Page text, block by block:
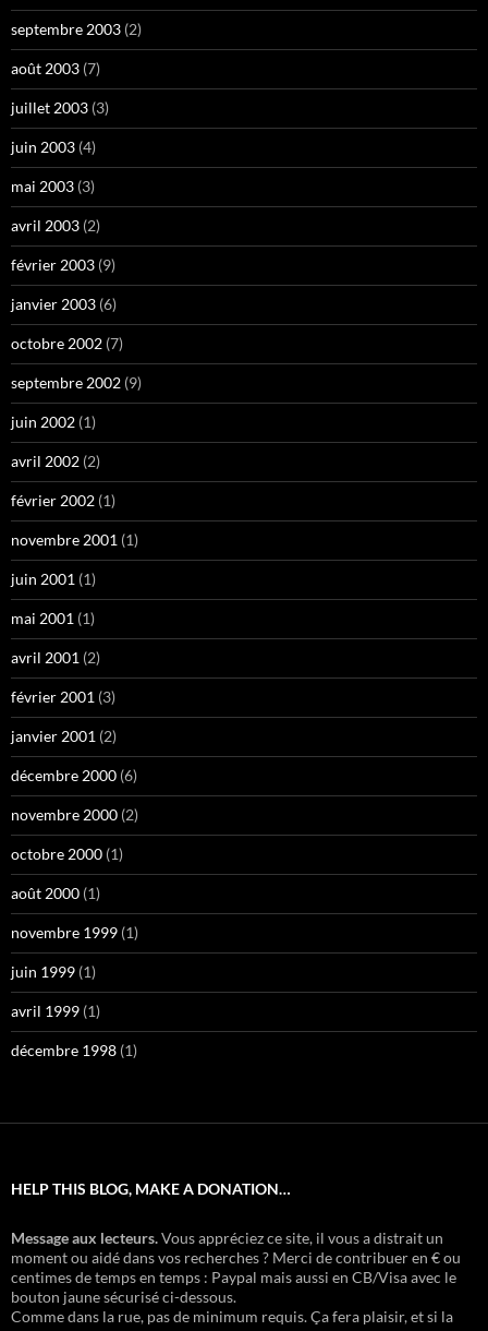
septembre 2003 (2)
août 2003 (7)
juillet 2003 (3)
juin 2003 (4)
mai 2003 (3)
avril 2003 (2)
février 2003 (9)
janvier 2003 (6)
octobre 2002 (7)
septembre 2002 (9)
juin 2002 (1)
avril 2002 (2)
février 2002 (1)
novembre 2001 (1)
juin 2001 (1)
mai 2001 (1)
avril 2001 (2)
février 2001 (3)
janvier 2001 (2)
décembre 2000 (6)
novembre 2000 (2)
octobre 2000 (1)
août 2000 (1)
novembre 1999 (1)
juin 1999 (1)
avril 1999 (1)
décembre 1998 (1)
HELP THIS BLOG, MAKE A DONATION…
Message aux lecteurs.Vous appréciez ce site, il vous a distrait un
moment ou aidé dans vos recherches ? Merci de contribuer en € ou
centimes de temps en temps : Paypal mais aussi en CB/Visa avec le
bouton jaune sécurisé ci-dessous.
Comme dans la rue, pas de minimum requis. Ça fera plaisir, et si la